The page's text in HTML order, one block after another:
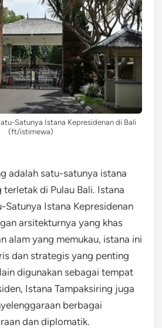
Satunya Istana Kepresidenan di Bali
(ft/istimewa)
adalah satu-satunya istana
terletak di Pulau Bali. Istana
Satunya Istana Kepresidenan
arsitekturnya yang khas
alam yang memukau, istana ini
dan strategis yang penting
digunakan sebagai tempat
Istana Tampaksiring juga
berbagai
dan diplomatik.